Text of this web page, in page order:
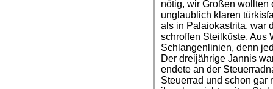
nötig, wir Großen wollten
unglaublich klaren
als in Palaiokastrita, war
schroffen Steilküste. Aus
Schlangenlinien, denn
Der dreijährige Jannis
endete an der
Steuerrad und schon gar